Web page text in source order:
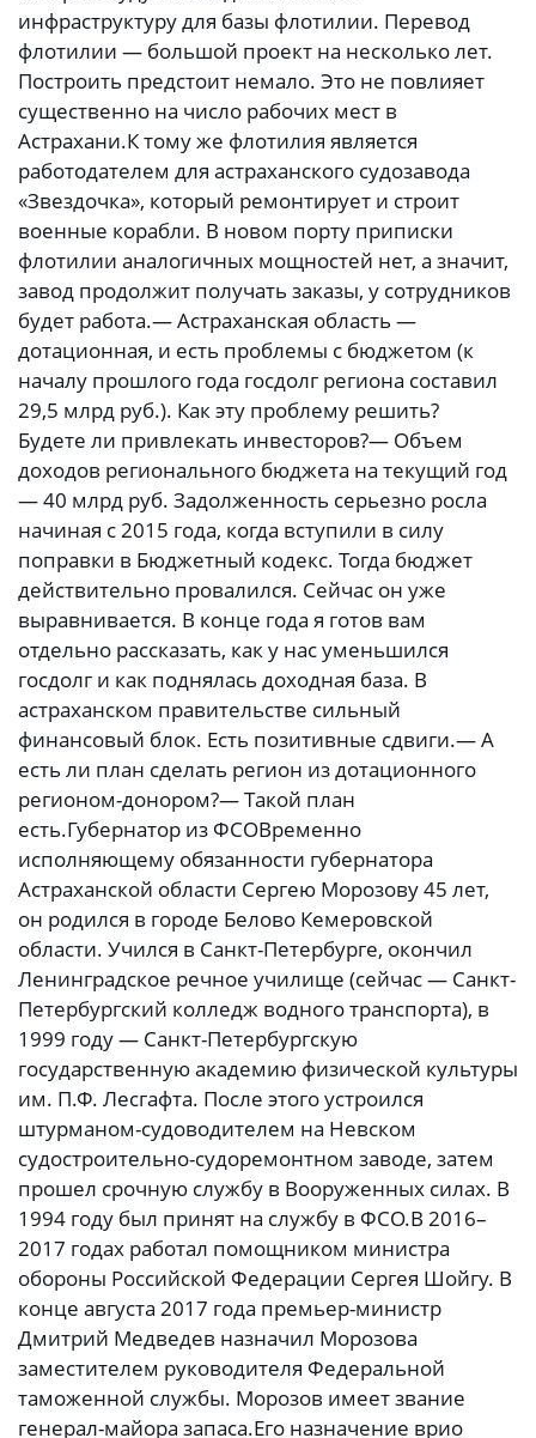
инфраструктуру для базы флотилии. Перевод
флотилии — большой проект на несколько лет.
Построить предстоит немало. Это не повлияет
существенно на число рабочих мест в
Астрахани.К тому же флотилия является
работодателем для астраханского судозавода
«Звездочка», который ремонтирует и строит
военные корабли. В новом порту приписки
флотилии аналогичных мощностей нет, а значит,
завод продолжит получать заказы, у сотрудников
будет работа.— Астраханская область —
дотационная, и есть проблемы с бюджетом (к
началу прошлого года госдолг региона составил
29,5 млрд руб.). Как эту проблему решить?
Будете ли привлекать инвесторов?— Объем
доходов регионального бюджета на текущий год
— 40 млрд руб. Задолженность серьезно росла
начиная с 2015 года, когда вступили в силу
поправки в Бюджетный кодекс. Тогда бюджет
действительно провалился. Сейчас он уже
выравнивается. В конце года я готов вам
отдельно рассказать, как у нас уменьшился
госдолг и как поднялась доходная база. В
астраханском правительстве сильный
финансовый блок. Есть позитивные сдвиги.— А
есть ли план сделать регион из дотационного
регионом-донором?— Такой план
есть.Губернатор из ФСОВременно
исполняющему обязанности губернатора
Астраханской области Сергею Морозову 45 лет,
он родился в городе Белово Кемеровской
области. Учился в Санкт-Петербурге, окончил
Ленинградское речное училище (сейчас — Санкт-
Петербургский колледж водного транспорта), в
1999 году — Санкт-Петербургскую
государственную академию физической культуры
им. П.Ф. Лесгафта. После этого устроился
штурманом-судоводителем на Невском
судостроительно-судоремонтном заводе, затем
прошел срочную службу в Вооруженных силах. В
1994 году был принят на службу в ФСО.В 2016–
2017 годах работал помощником министра
обороны Российской Федерации Сергея Шойгу. В
конце августа 2017 года премьер-министр
Дмитрий Медведев назначил Морозова
заместителем руководителя Федеральной
таможенной службы. Морозов имеет звание
генерал-майора запаса.Его назначение врио